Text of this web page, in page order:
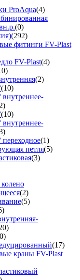
ProAqua(4)
(0)
(292)
фитинги FV-Plast
FV-Plast(4)
(2)
(10)
внутреннее-
(10)
внутреннее-
переходное(1)
петля(5)
(3)
(2)
(5)
(17)
краны FV-Plast